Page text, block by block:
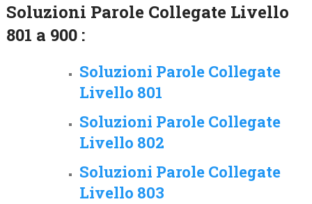
Soluzioni Parole Collegate Livello
801 a 900 :
Soluzioni Parole Collegate
Livello 801
Soluzioni Parole Collegate
Livello 802
Soluzioni Parole Collegate
Livello 803